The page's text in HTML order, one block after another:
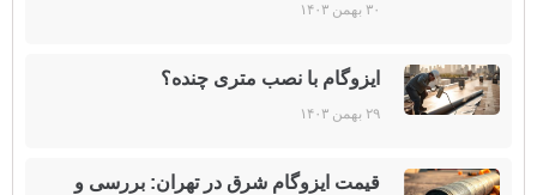
۳۰ بهمن ۱۴۰۳
ایزوگام با نصب متری چنده؟
۲۹ بهمن ۱۴۰۳
قیمت ایزوگام شرق در تهران: بررسی و